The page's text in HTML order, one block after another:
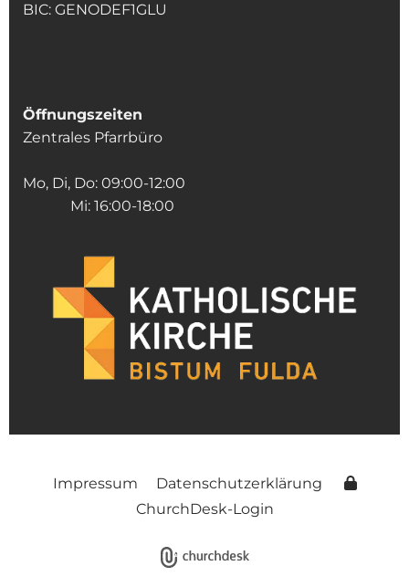
BIC: GENODEF1GLU
Öffnungszeiten
Zentrales Pfarrbüro
Mo, Di, Do: 09:00-12:00
Mi: 16:00-18:00
Impressum
Datenschutzerklärung
ChurchDesk-Login